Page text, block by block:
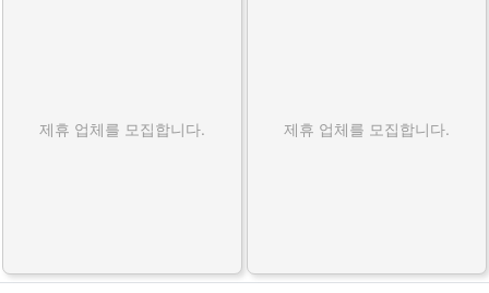
제휴 업체를 모집합니다. 제휴 업체를 모집합니다.